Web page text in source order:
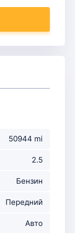
50944 mi
2.5
Бензин
Передний
Авто